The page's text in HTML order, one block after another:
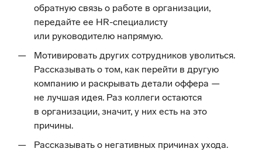
обратную связь о работе в организации,
передайте ее HR-специалисту
или руководителю напрямую.
Мотивировать других сотрудников уволиться.
Рассказывать о том, как перейти в другую
компанию и раскрывать детали оффера —
не лучшая идея. Раз коллеги остаются
в организации, значит, у них есть на это
причины.
Рассказывать о негативных причинах ухода.